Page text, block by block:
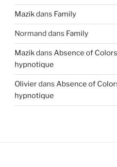
Mazikdans Family
Normand dans Family
Mazikdans Absence of
hypnotique
Olivierdans Absence of
hypnotique